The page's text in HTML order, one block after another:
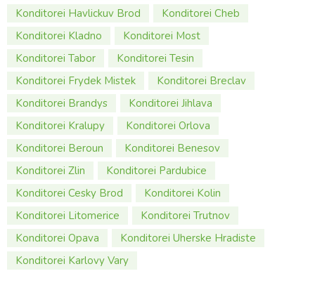
Konditorei Havlickuv Brod
Konditorei Cheb
Konditorei Kladno
Konditorei Most
Konditorei Tabor
Konditorei Tesin
Konditorei Frydek Mistek
Konditorei Breclav
Konditorei Brandys
Konditorei Jihlava
Konditorei Kralupy
Konditorei Orlova
Konditorei Beroun
Konditorei Benesov
Konditorei Zlin
Konditorei Pardubice
Konditorei Cesky Brod
Konditorei Kolin
Konditorei Litomerice
Konditorei Trutnov
Konditorei Opava
Konditorei Uherske Hradiste
Konditorei Karlovy Vary